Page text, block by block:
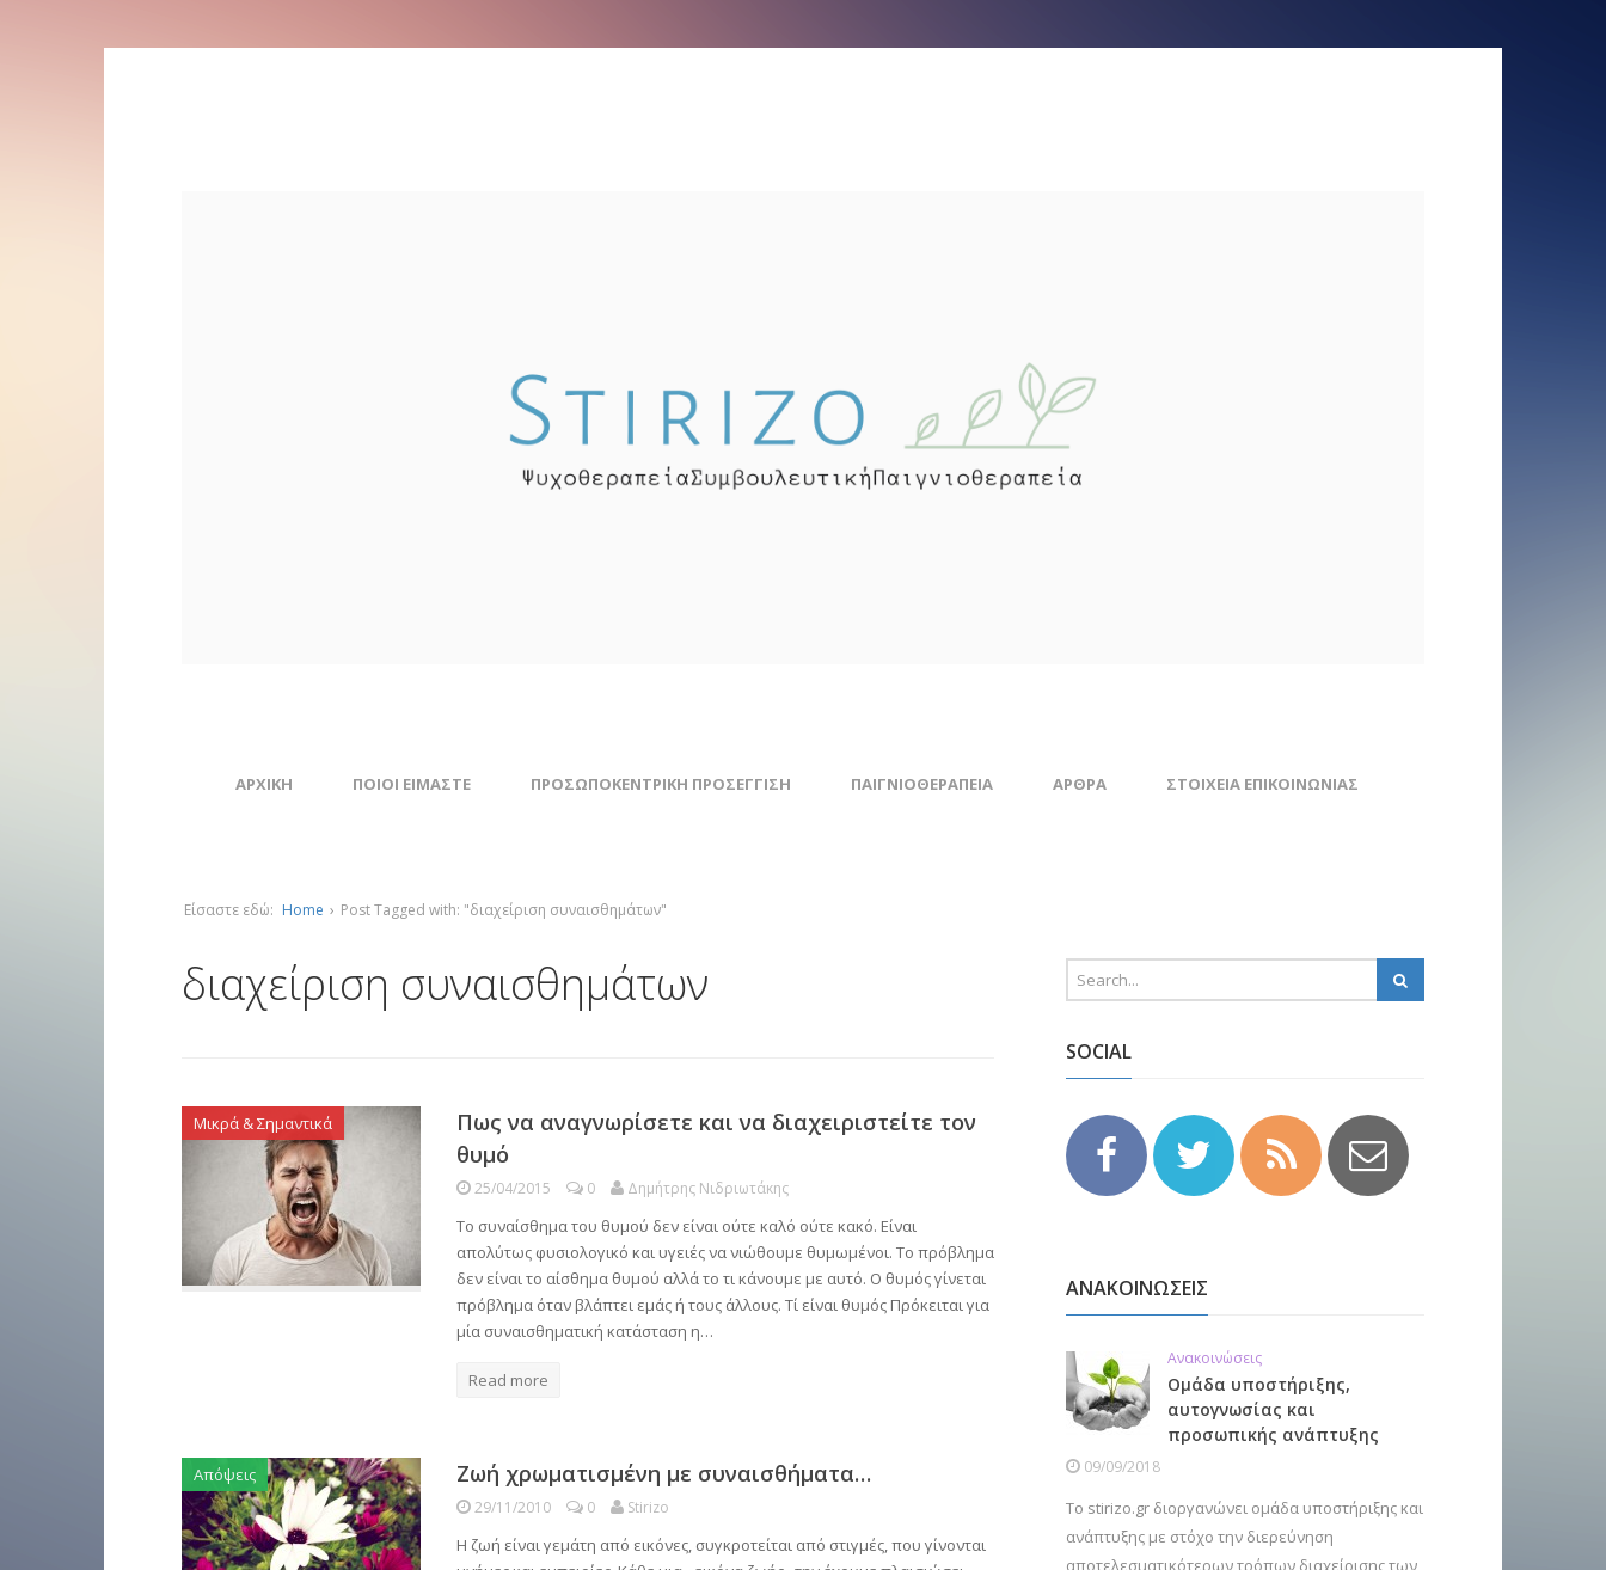
ΑΡΧΙΚΗ ΠΟΙΟΙ ΕΙΜΑΣΤΕ ΠΡΟΣΩΠΟΚΕΝΤΡΙΚΗ ΠΡΟΣΕΓΓΙΣΗ ΠΑΙΓΝΙΟΘΕΡΑΠΕΙΑ ΑΡΘΡΑ ΣΤΟΙΧΕΊΑ ΕΠΙΚΟΙΝΩΝΊΑΣ
Είσαστε εδώ: Home › Post Tagged with: "διαχείριση συναισθημάτων"
διαχείριση συναισθημάτων
Μικρά & Σημαντικά
Πως να αναγνωρίσετε και να διαχειριστείτε τον
θυμό
25/04/2015 0 Δημήτρης Νιδριωτάκης
Το συναίσθημα του θυμού δεν είναι ούτε καλό ούτε κακό. Είναι
απολύτως φυσιολογικό και υγειές να νιώθουμε θυμωμένοι. Το πρόβλημα
δεν είναι το αίσθημα θυμού αλλά το τι κάνουμε με αυτό. Ο θυμός γίνεται
πρόβλημα όταν βλάπτει εμάς ή τους άλλους. Τί είναι θυμός Πρόκειται για
μία συναισθηματική κατάσταση η…
Read more
Απόψεις Ζωή χρωματισμένη με συναισθήματα…
29/11/2010 0 Stirizo
Η ζωή είναι γεμάτη από εικόνες, συγκροτείται από στιγμές, που γίνονται
SOCIAL
ΑΝΑΚΟΙΝΩΣΕΙΣ
Ανακοινώσεις
Ομάδα υποστήριξης,
αυτογνωσίας και
προσωπικής ανάπτυξης
09/09/2018
Το stirizo.gr διοργανώνει ομάδα υποστήριξης και
ανάπτυξης με στόχο την διερεύνηση
αποτελεσματικότερων τρόπων διαχείρισης των